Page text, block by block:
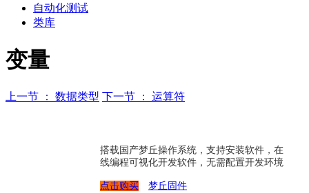
自动化测试
类库
变量
上一节 ： 数据类型 下一节 ： 运算符
搭载国产梦丘操作系统，支持安装软件，在
线编程可视化开发软件，无需配置开发环境
点击购买 梦丘固件